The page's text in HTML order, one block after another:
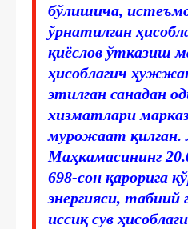
бўлишича,
ўрнатилган
қиёслов ўтказиш
ҳисоблагич
этилган санадан
хизматлари
мурожаат қилган.
Маҳкамасининг
698-сон қарорига
энергияси, табиий
иссиқ сув